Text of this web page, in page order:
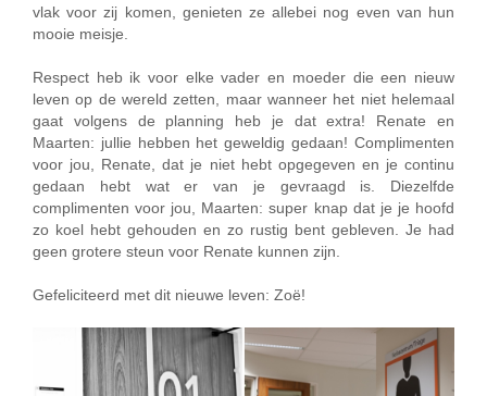
vlak voor zij komen, genieten ze allebei nog even van hun
mooie meisje.
Respect heb ik voor elke vader en moeder die een nieuw
leven op de wereld zetten, maar wanneer het niet helemaal
gaat volgens de planning heb je dat extra! Renate en
Maarten: jullie hebben het geweldig gedaan! Complimenten
voor jou, Renate, dat je niet hebt opgegeven en je continu
gedaan hebt wat er van je gevraagd is. Diezelfde
complimenten voor jou, Maarten: super knap dat je je hoofd
zo koel hebt gehouden en zo rustig bent gebleven. Je had
geen grotere steun voor Renate kunnen zijn.
Gefeliciteerd met dit nieuwe leven: Zoë!